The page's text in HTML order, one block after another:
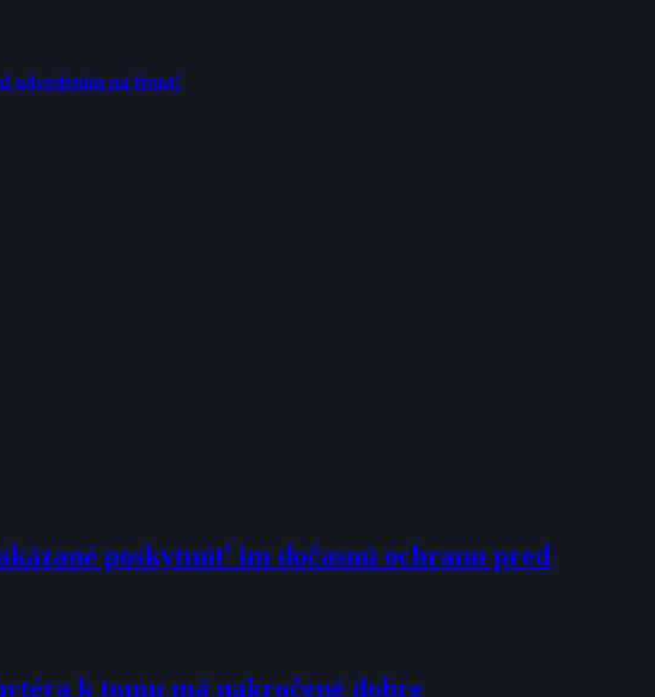
odvedením na front!
poskytnúť im dočasnú ochranu pred
k tomu má nakročené dobre